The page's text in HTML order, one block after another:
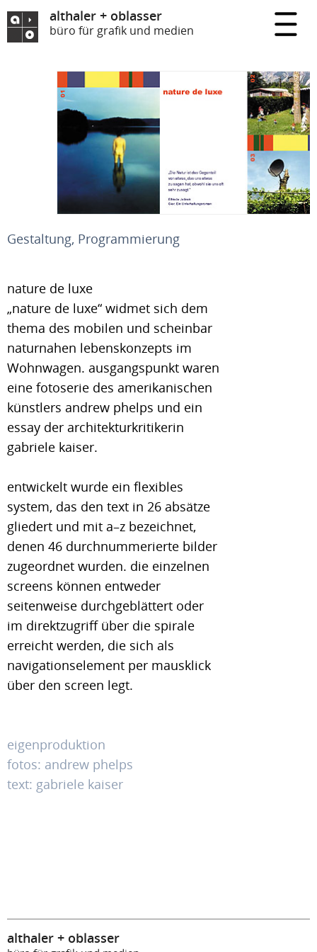
althaler + oblasser
büro für grafik und medien
Gestaltung, Programmierung
nature de luxe
„nature de luxe“ widmet sich dem
thema des mobilen und scheinbar
naturnahen lebenskonzepts im
Wohnwagen. ausgangspunkt waren
eine fotoserie des amerikanischen
künstlers andrew phelps und ein
essay der architekturkritikerin
gabriele kaiser.
entwickelt wurde ein flexibles
system, das den text in 26 absätze
gliedert und mit a–z bezeichnet,
denen 46 durchnummerierte bilder
zugeordnet wurden. die einzelnen
screens können entweder
seitenweise durchgeblättert oder
im direktzugriff über die spirale
erreicht werden, die sich als
navigationselement per mausklick
über den screen legt.
eigenproduktion
fotos: andrew phelps
text: gabriele kaiser
althaler + oblasser